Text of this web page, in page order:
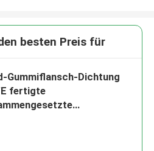
besten Preis für
Gummiflansch-Dichtung
fertigte